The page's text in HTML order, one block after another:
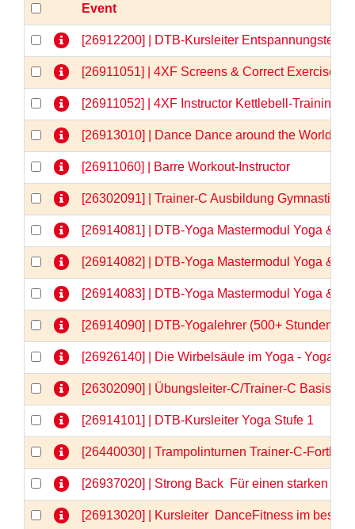
Event
[26912200] | DTB-Kursleiter
[26911051] | 4XF Screens & Correct Exercises
[26911052] | 4XF Instructor Kettlebell-Training
[26913010] | Dance Dance around the World
[26911060] | Barre Workout-Instructor
[26302091] | Trainer-C Ausbildung Gymnastik/
[26914081] | DTB-Yoga Mastermodul Yoga &
[26914082] | DTB-Yoga Mastermodul Yoga &
[26914083] | DTB-Yoga Mastermodul Yoga &
[26914090] | DTB-Yogalehrer (500+ Stunden)
[26926140] | Die Wirbelsäule im Yoga -
[26302090] | Übungsleiter-C/Trainer-C
[26914101] | DTB-Kursleiter Yoga Stufe 1
[26440030] | Trampolinturnen Trainer-C-
[26937020] | Strong Back  Für einen starken
[26913020] | Kursleiter  DanceFitness im